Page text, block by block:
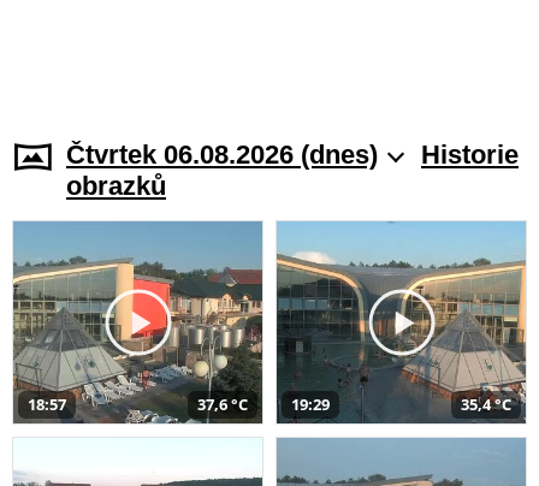
Čtvrtek 06.08.2026 (dnes)
Historie
obrazků
18:57 37,6 °C 19:29 35,4 °C